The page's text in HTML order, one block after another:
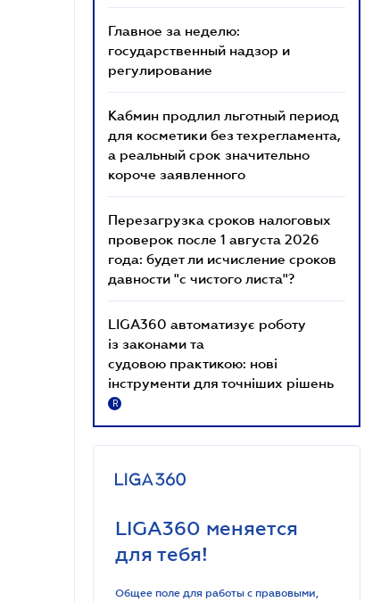
Главное за неделю:
государственный надзор и
регулирование
Кабмин продлил льготный период
для косметики без техрегламента,
а реальный срок значительно
короче заявленного
Перезагрузка сроков налоговых
проверок после 1 августа 2026
года: будет ли исчисление сроков
давности "с чистого листа"?
LIGA360 автоматизує роботу
із законами та
судовою практикою: нові
інструменти для точніших рішень
R
LIGA360 меняется
для тебя!
Общее поле для работы с правовыми,